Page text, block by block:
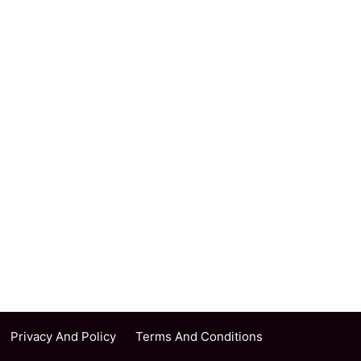
Privacy And Policy Terms And Conditions